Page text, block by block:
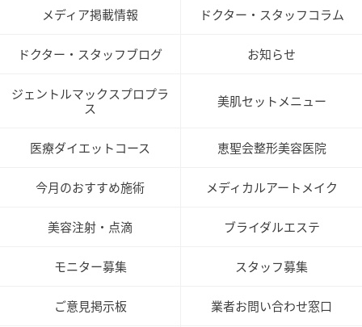
メディア掲載情報 ドクター・スタッフコラム
ドクター・スタッフブログ お知らせ
ジェントルマックスプロプラ
ス
美肌セットメニュー
医療ダイエットコース 恵聖会整形美容医院
今月のおすすめ施術 メディカルアートメイク
美容注射・点滴 ブライダルエステ
モニター募集 スタッフ募集
ご意見掲示板 業者お問い合わせ窓口